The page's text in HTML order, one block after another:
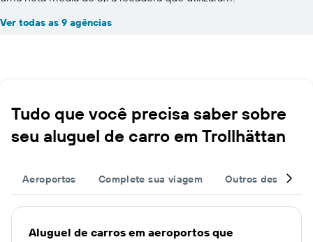
Ver todas as 9 agências
Tudo que você precisa saber sobre
seu aluguel de carro em Trollhättan
Aeroportos Complete sua viagem Outros destinos
Aluguel de carros em aeroportos que